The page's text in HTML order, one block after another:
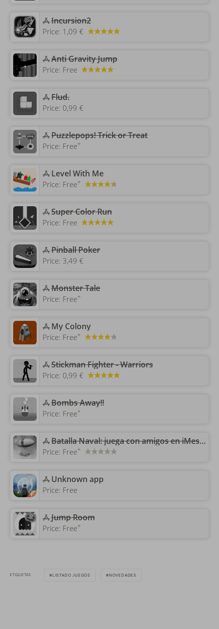
Incursion2
Price: 1,09 €
Anti Gravity Jump
Price: Free
‎Flud.
Price: 0,99 €
Puzzlepops! Trick or Treat
Price: Free+
‎Level With Me
Price: Free+
Super Color Run
Price: Free
Pinball Poker
Price: 3,49 €
‎Monster Tale
Price: Free+
‎My Colony
Price: Free+
Stickman Fighter - Warriors
Price: 0,99 €
Bombs Away!!
Price: Free+
Batalla Naval: juega con amigos en iMessage
Price: Free+
Unknown app
Price: Free
Jump Room
Price: Free+
ETIQUETAS LISTADO JUEGOS NOVEDADES